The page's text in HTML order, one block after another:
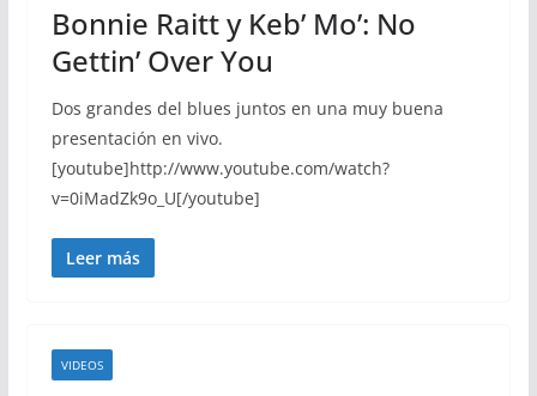
Bonnie Raitt y Keb’ Mo’: No
Gettin’ Over You
Dos grandes del blues juntos en una muy buena
presentación en vivo.
[youtube]http://www.youtube.com/watch?
v=0iMadZk9o_U[/youtube]
Leer más
VIDEOS